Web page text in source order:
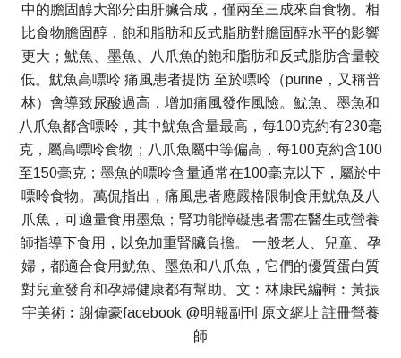
中的膽固醇大部分由肝臟合成，僅兩至三成來自食物。相
比食物膽固醇，飽和脂肪和反式脂肪對膽固醇水平的影響
更大；魷魚、墨魚、八爪魚的飽和脂肪和反式脂肪含量較
低。魷魚高嘌呤 痛風患者提防 至於嘌呤（purine，又稱普
林）會導致尿酸過高，增加痛風發作風險。魷魚、墨魚和
八爪魚都含嘌呤，其中魷魚含量最高，每100克約有230毫
克，屬高嘌呤食物；八爪魚屬中等偏高，每100克約含100
至150毫克；墨魚的嘌呤含量通常在100毫克以下，屬於中
嘌呤食物。萬侃指出，痛風患者應嚴格限制食用魷魚及八
爪魚，可適量食用墨魚；腎功能障礙患者需在醫生或營養
師指導下食用，以免加重腎臟負擔。 一般老人、兒童、孕
婦，都適合食用魷魚、墨魚和八爪魚，它們的優質蛋白質
對兒童發育和孕婦健康都有幫助。文︰林康民編輯︰黃振
宇美術︰謝偉豪facebook @明報副刊 原文網址 註冊營養
師